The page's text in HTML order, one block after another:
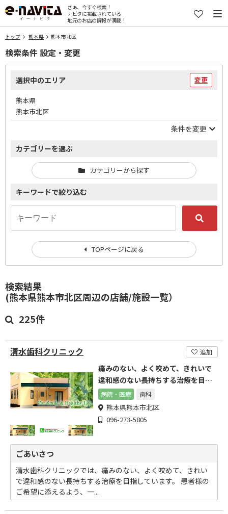
さぁ、今すぐ検索！
ナビタに掲載されている
地元のお店の情報が満載！
トップ 熊本県 熊本市北区
検索結果
(熊本県熊本市北区周辺の店舗/施設一覧）
225件
清水歯科クリニック 追加
痛みのない、よく咬めて、きれいで
違和感のない長持ちする治療を目指
しています。
病院・医療 歯科
熊本県熊本市北区
096-273-5805
ごあいさつ
清水歯科クリニックでは、痛みのない、よく咬めて、きれい
で違和感のない長持ちする治療を目指しています。 患者様の
ご希望に添えるよう、一...
検索条件 設定・変更
選択中のエリア 変更
熊本県
熊本市北区
条件を変更
カテゴリーを選ぶ
カテゴリーから探す
キーワードで絞り込む
TOPページに戻る